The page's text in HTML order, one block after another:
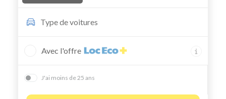
Type devoitures
Avec l'offre
J'ai moins de 25 ans